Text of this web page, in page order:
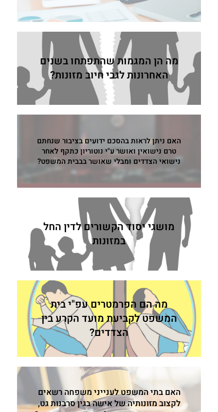
מה הן המגמות שהתפתחו בשנים
האחרונות לגבי חיוב מזונות?
האם ניתן לראות בהסכם ידועים בציבור שנחתם
טרם נישואין ואושר ע"י נוטוריון כתקף לאחר
נישואי הצדדים ומבלי שאושר בבבית המשפט?
מושגי יסוד הקשורים לדין החל
במזונות
מה הם הפרמטרים עפ"י בית
המשפט לקביעת מועד הקרע בין
הצדדים?
האם בתי המשפט לענייני משפחה רשאים
לקצוב מזונותיה של אישה בגין סרבנות גט,